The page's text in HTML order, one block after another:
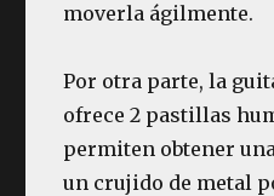
moverla ágilmente.
Por otra parte, la
ofrece 2 pastillas
permiten obtener
un crujido de metal